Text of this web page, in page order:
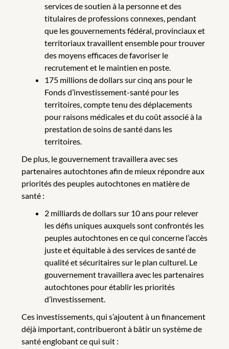
services de soutien à la personne et des
titulaires de professions connexes, pendant
que les gouvernements fédéral, provinciaux et
territoriaux travaillent ensemble pour trouver
des moyens efficaces de favoriser le
recrutement et le maintien en poste.
175 millions de dollars sur cinq ans pour le
Fonds d’investissement-santé pour les
territoires, compte tenu des déplacements
pour raisons médicales et du coût associé à la
prestation de soins de santé dans les
territoires.
De plus, le gouvernement travaillera avec ses
partenaires autochtones afin de mieux répondre aux
priorités des peuples autochtones en matière de
santé :
2 milliards de dollars sur 10 ans pour relever
les défis uniques auxquels sont confrontés les
peuples autochtones en ce qui concerne l’accès
juste et équitable à des services de santé de
qualité et sécuritaires sur le plan culturel. Le
gouvernement travaillera avec les partenaires
autochtones pour établir les priorités
d’investissement.
Ces investissements, qui s’ajoutent à un financement
déjà important, contribueront à bâtir un système de
santé englobant ce qui suit :